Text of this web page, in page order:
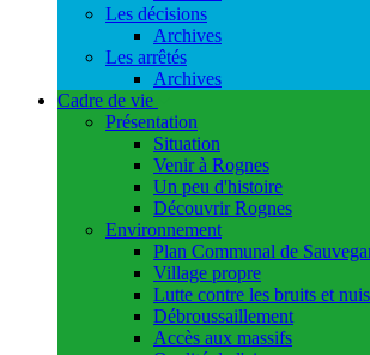
Les décisions
Archives
Les arrêtés
Archives
Cadre de vie
Présentation
Situation
Venir à Rognes
Un peu d'histoire
Découvrir Rognes
Environnement
Plan Communal de
Village propre
Lutte contre les bruits et
Débroussaillement
Accès aux massifs